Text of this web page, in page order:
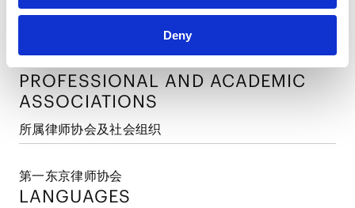
Deny
日本（2023年）
PROFESSIONAL AND ACADEMIC
ASSOCIATIONS
所属律师协会及社会组织
第一东京律师协会
LANGUAGES